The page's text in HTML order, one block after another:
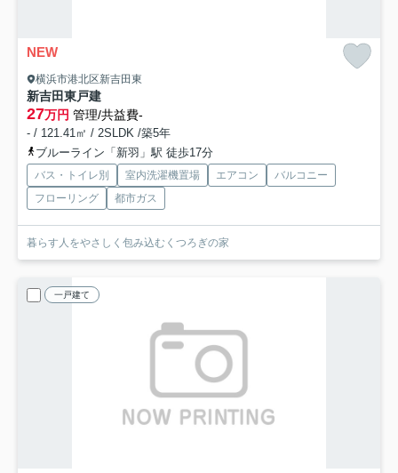
NEW
横浜市港北区新吉田東
新吉田東戸建
27万円 管理/共益費-
- / 121.41㎡ / 2SLDK /築5年
ブルーライン「新羽」駅 徒歩17分
バス・トイレ別 室内洗濯機置場 エアコン
バルコニー
フローリング
都市ガス
暮らす人をやさしく包み込むくつろぎの家
一戸建て